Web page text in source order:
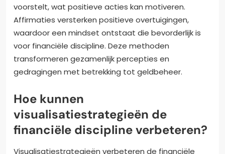
voorstelt, wat positieve acties kan motiveren.
Affirmaties versterken positieve overtuigingen,
waardoor een mindset ontstaat die bevorderlijk is
voor financiële discipline. Deze methoden
transformeren gezamenlijk percepties en
gedragingen met betrekking tot geldbeheer.
Hoe kunnen
visualisatiestrategieën de
financiële discipline verbeteren?
Visualisatiestrategieën verbeteren de financiële